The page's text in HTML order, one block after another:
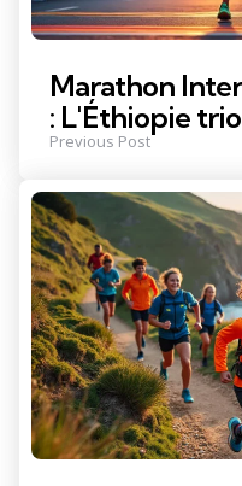
Marathon
: L'Éthiopie
Previous Post